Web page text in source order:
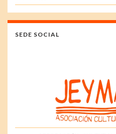
SEDE SOCIAL